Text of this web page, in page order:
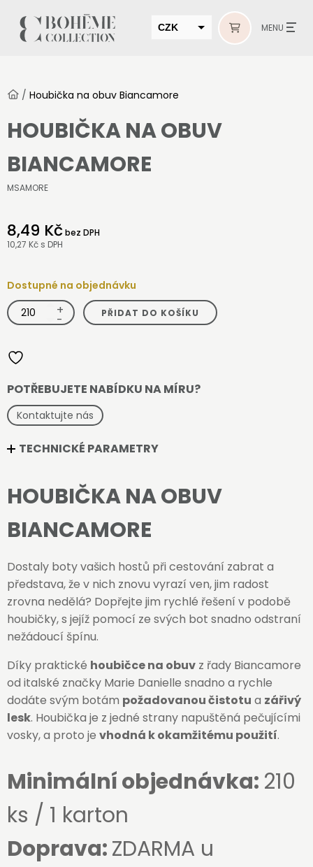
CZK MENU
/ Houbička na obuv Biancamore
HOUBIČKA NA OBUV
BIANCAMORE
MSAMORE
8,49 Kčbez DPH
10,27 Kč s DPH
Dostupné na objednávku
Houbička
na
obuv
+
- PŘIDAT DO KOŠÍKU
POTŘEBUJETE NABÍDKU NA MÍRU?
Kontaktujte nás
TECHNICKÉ PARAMETRY
HOUBIČKA NA OBUV
BIANCAMORE
Dostaly boty vašich hostů při cestování zabrat a
představa, že v nich znovu vyrazí ven, jim radost
zrovna nedělá? Dopřejte jim rychlé řešení v podobě
houbičky, s jejíž pomocí ze svých bot snadno odstraní
nežádoucí špínu.
Díky praktické houbičce na obuv z řady Biancamore
od italské značky Marie Danielle snadno a rychle
dodáte svým botám požadovanou čistotu a zářivý
lesk. Houbička je z jedné strany napuštěná pečujícími
vosky, a proto je vhodná k okamžitému použití.
Minimální objednávka: 210
ks / 1 karton
Doprava:ZDARMA u